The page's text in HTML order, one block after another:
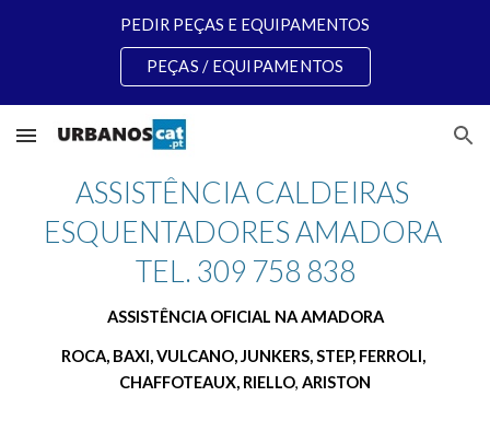
PEDIR PEÇAS E EQUIPAMENTOS
PEÇAS / EQUIPAMENTOS
ASSISTÊNCIA CALDEIRAS
ESQUENTADORES AMADORA
TEL. 309 758 838
ASSISTÊNCIA OFICIAL NA AMADORA
ROCA, BAXI, VULCANO, JUNKERS, STEP, FERROLI,
CHAFFOTEAUX, RIELLO, ARISTON